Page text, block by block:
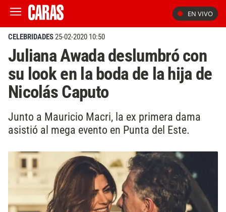
EN VIVO
CELEBRIDADES25-02-2020 10:50
Juliana Awada deslumbró con
su look en la boda de la hija de
Nicolás Caputo
Junto a Mauricio Macri, la ex primera dama
asistió al mega evento en Punta del Este.